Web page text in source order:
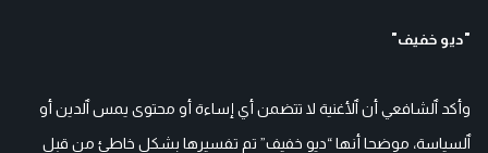
"ديو خفيف"
وأكد ٱلشافعي أن ٱلأغنية لا تتضمن أي إساءة أو محتوى يمس ٱلدين أو
ٱلسياسة، موضحا أنها “ديو خفيف” تم تفسيرها بشكل خاطئ من قبل